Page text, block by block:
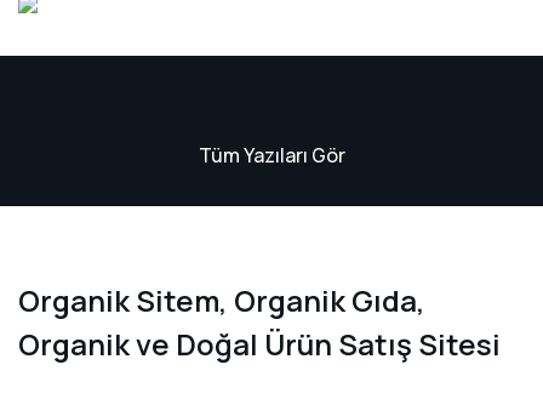
Tüm Yazıları Gör
Organik Sitem, Organik Gıda,
Organik ve Doğal Ürün Satış Sitesi